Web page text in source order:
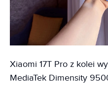
Xiaomi 17T Pro z kolei
MediaTek Dimensity